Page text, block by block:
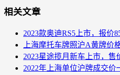
相关文章
2023款奥迪RS5上市，报价
上海摩托车牌照沪A黄牌价
2023星途揽月新车上市，售
2022年上海单位沪牌成交价